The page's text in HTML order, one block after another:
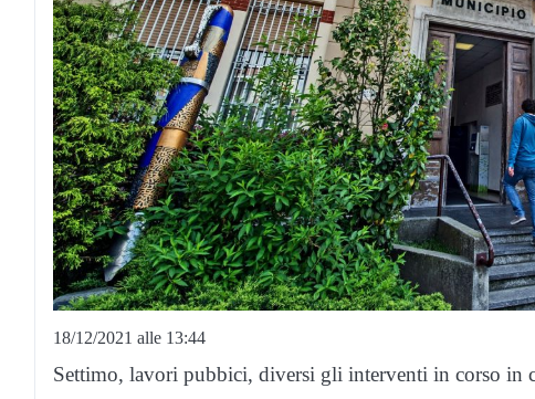
18/12/2021 alle 13:44
Settimo, lavori pubbici, diversi gli interventi in corso in